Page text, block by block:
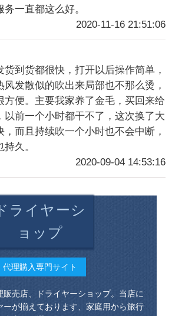
一直都这么好。
2020-11-16 21:51:06
到货都很快，打开以后操作简单，
风发散似的吹出来局部也不那么烫，
方便。主要我家养了金毛，买回来给
以前一个小时都干不了，这次换了大
而且持续吹一个小时也不会中断，
久。
2020-09-04 14:53:16
ライヤーシ
ョップ
代理購入専門サイト
販売店、ドライヤーショップ。当店に
ーが揃えております、家庭用から旅行